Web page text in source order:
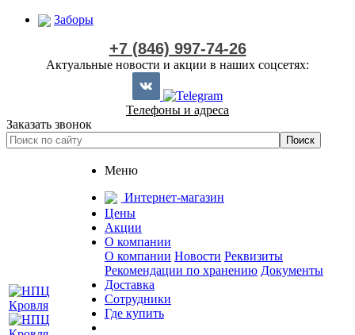
Заборы
+7 (846) 997-74-26
Актуальные новости и акции в наших соцсетях:
Телефоны и адреса
Заказать звонок
Меню
Интернет-магазин
Цены
Акции
О компании
О компании Новости Реквизиты
Рекомендации по хранению Документы
Доставка
Сотрудники
Где купить